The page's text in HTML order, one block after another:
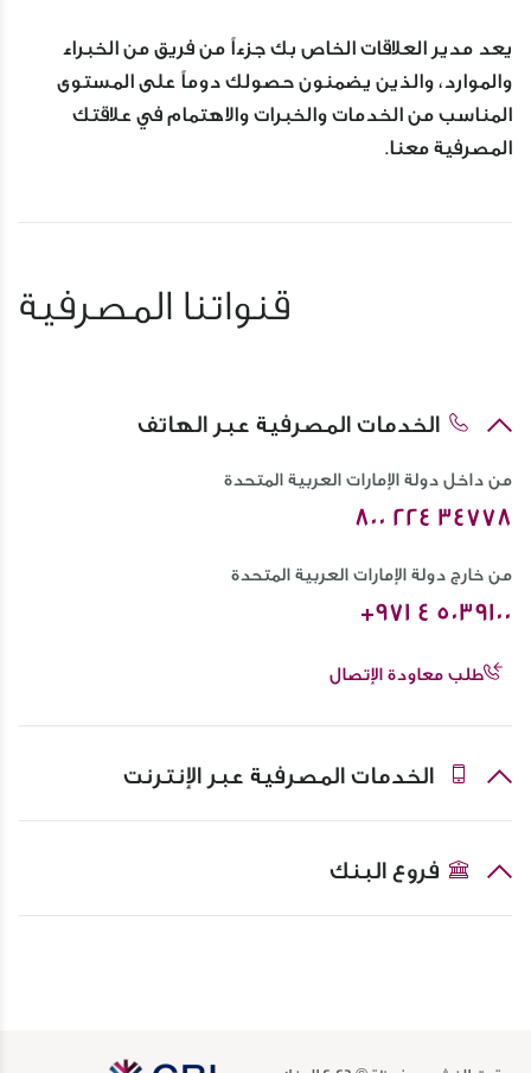
يعد مدير العلاقات الخاص بك جزءاً من فريق من الخبراء
والموارد، والذين يضمنون حصولك دوماً على المستوى
المناسب من الخدمات والخبرات والاهتمام في علاقتك
المصرفية معنا.
قنواتنا المصرفية
الخدمات المصرفية عبر الهاتف
من داخل دولة الإمارات العربية المتحدة
800 224 34778
من خارج دولة الإمارات العربية المتحدة
+971 4 5039100
طلب معاودة الإتصال
الخدمات المصرفية عبر الإنترنت
فروع البنك